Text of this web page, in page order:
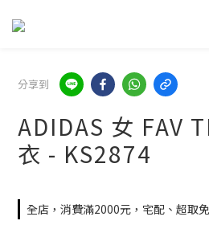
分享到
ADIDAS 女 FAV
衣 - KS2874
全店，消費滿2000元，宅配、超取